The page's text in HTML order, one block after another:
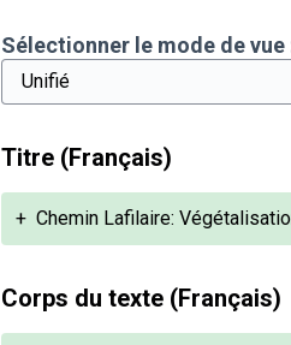
Sélectionner le mode de vue
Titre (Français)
+ Chemin Lafilaire:
Corps du texte (Français)